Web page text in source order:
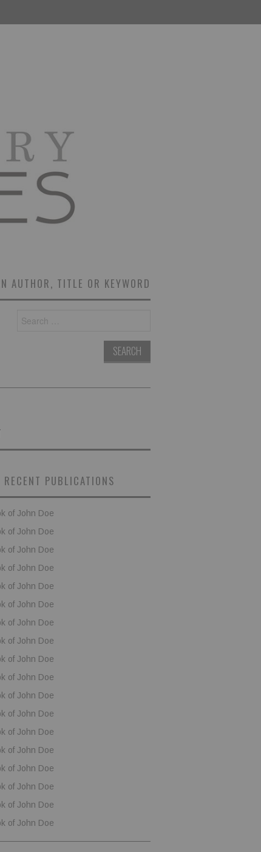
AUTHOR, TITLE OR KEYWORD
for:
RECENT PUBLICATIONS
of John Doe
of John Doe
of John Doe
of John Doe
of John Doe
of John Doe
of John Doe
of John Doe
of John Doe
of John Doe
of John Doe
of John Doe
of John Doe
of John Doe
of John Doe
of John Doe
of John Doe
of John Doe